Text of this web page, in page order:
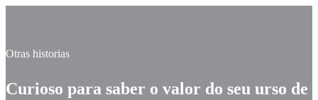
Otras historias
Curioso para saber o valor do seu urso de